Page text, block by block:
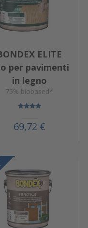
ELITE
per pavimenti
in legno
75% biobased*
69,72 €